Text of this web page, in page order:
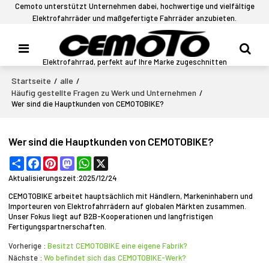
Cemoto unterstützt Unternehmen dabei, hochwertige und vielfältige
Elektrofahrräder und maßgefertigte Fahrräder anzubieten.
Elektrofahrrad, perfekt auf Ihre Marke zugeschnitten
Startseite / alle /
Häufig gestellte Fragen zu Werk und Unternehmen /
Wer sind die Hauptkunden von CEMOTOBIKE?
Wer sind die Hauptkunden von CEMOTOBIKE?
Share FacebookPinterestMastodonWhatsApp
Aktualisierungszeit:2025/12/24
CEMOTOBIKE arbeitet hauptsächlich mit Händlern, Markeninhabern und
Importeuren von Elektrofahrrädern auf globalen Märkten zusammen.
Unser Fokus liegt auf B2B-Kooperationen und langfristigen
Fertigungspartnerschaften.
Vorherige
Besitzt CEMOTOBIKE eine eigene Fabrik?
Nächste
Wo befindet sich das CEMOTOBIKE-Werk?